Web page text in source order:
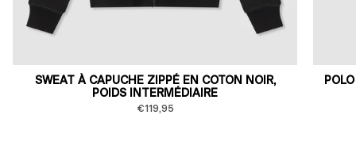
SWEAT À CAPUCHE ZIPPÉ EN COTON NOIR,
POIDS INTERMÉDIAIRE
€119,95